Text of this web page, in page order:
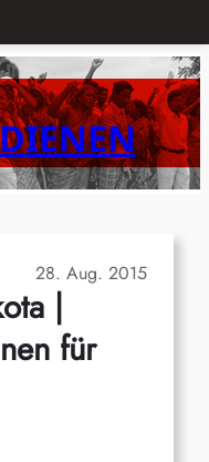
28. Aug. 2015
|
für